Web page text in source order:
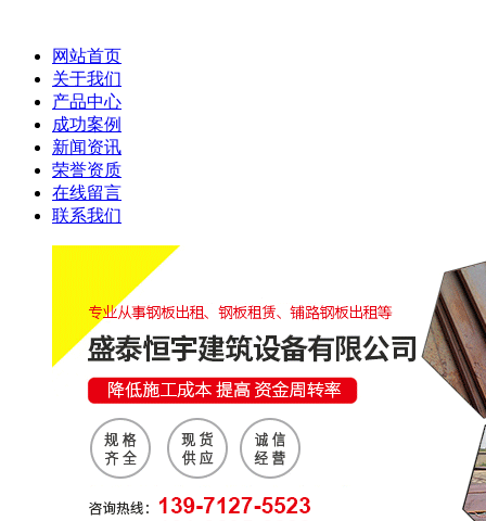
网站首页
关于我们
产品中心
成功案例
新闻资讯
荣誉资质
在线留言
联系我们